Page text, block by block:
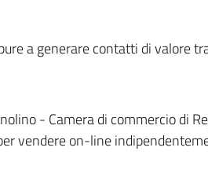
a generare contatti di valore
- Camera di commercio di
vendere on-line